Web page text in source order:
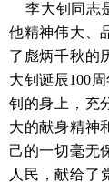
李大钊同志
他精神伟大、
了彪炳千秋的
大钊诞辰100
钊的身上，充
大的献身精神
己的一切毫无
人民，献给了